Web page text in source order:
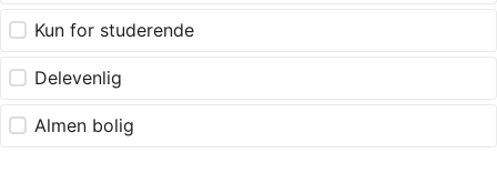
Kun for studerende
Delevenlig
Almen bolig